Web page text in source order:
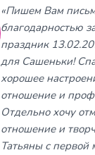
«Пишем Вам
благодарностью
праздник
для Сашеньки!
хорошее
отношение и
Отдельно хочу
отношение и
Татьяны с первой